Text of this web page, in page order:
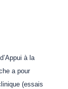
à la
a pour
(essais